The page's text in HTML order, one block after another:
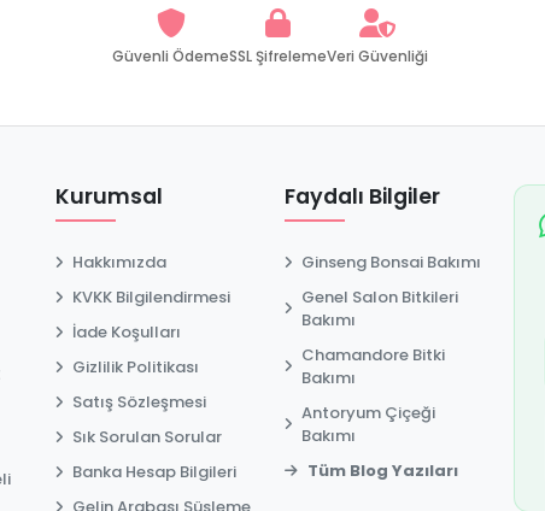
Güvenli ÖdemeSSL ŞifrelemeVeri Güvenliği
Kurumsal
Hakkımızda
KVKK Bilgilendirmesi
İade Koşulları
Gizlilik Politikası
Satış Sözleşmesi
Sık Sorulan Sorular
Banka Hesap Bilgileri
Faydalı Bilgiler
Ginseng Bonsai Bakımı
Genel Salon Bitkileri
Bakımı
Chamandore Bitki
Bakımı
Antoryum Çiçeği
Bakımı
Tüm Blog Yazıları